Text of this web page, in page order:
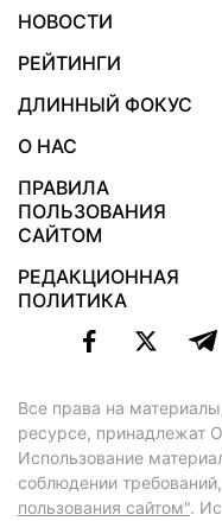
НОВОСТИ
РЕЙТИНГИ
ДЛИННЫЙ ФОКУС
О НАС
ПРАВИЛА
ПОЛЬЗОВАНИЯ
САЙТОМ
РЕДАКЦИОННАЯ
ПОЛИТИКА
Все права на
ресурсе,
Использование
соблюдении
пользования сайтом".